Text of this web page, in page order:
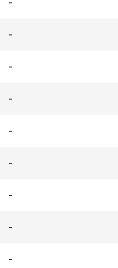
-
-
-
-
-
-
-
-